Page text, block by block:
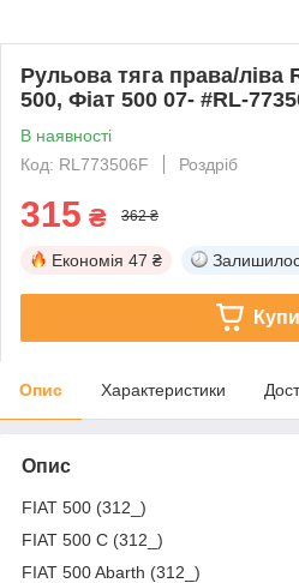
Рульова тяга права/ліва
500, Фіат 500 07- #RL-
В наявності
Код: RL773506F
Роздріб
315 ₴ 362 ₴
Економія 47 ₴
Опис Характеристики
Опис
FIAT 500 (312_)
FIAT 500 C (312_)
FIAT 500 Abarth (312_)